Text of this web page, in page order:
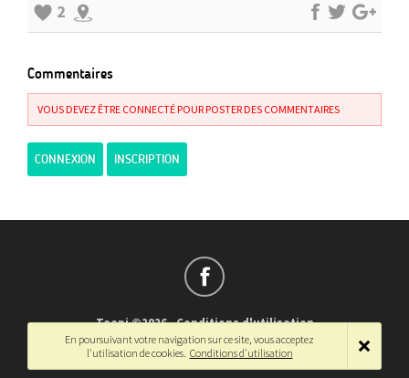
2
Commentaires
VOUS DEVEZ ÊTRE CONNECTÉ POUR POSTER DES COMMENTAIRES
CONNEXION INSCRIPTION
Teepi ©2026-Conditions d'utilisation
Français-English
En poursuivant votre navigation sur ce site, vous acceptez
l'utilisation de cookies. Conditions d'utilisation